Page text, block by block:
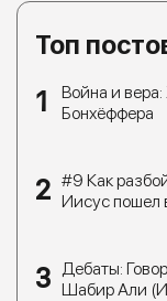
Топ
Война и
Бонхёффера
#9 Как
Иисус пошел
Дебаты:
Шабир Али